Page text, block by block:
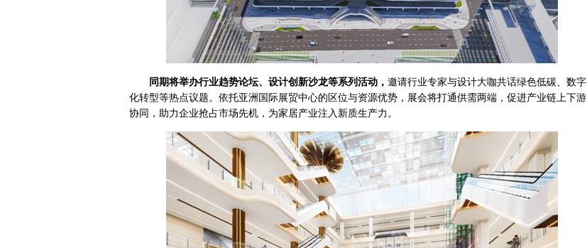
同期将举办行业趋势论坛、设计创新沙龙等系列活动， 邀请行业专家与设计大咖共话绿色低碳、数字
化转型等热点议题。依托亚洲国际展贸中心的区位与资源优势，展会将打通供需两端，促进产业链上下游
协同，助力企业抢占市场先机，为家居产业注入新质生产力。